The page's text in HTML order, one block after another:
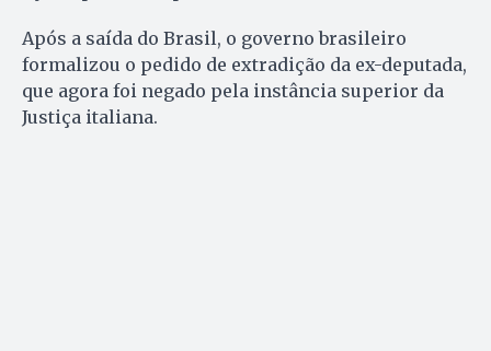
Após a saída do Brasil, o governo brasileiro
formalizou o pedido de extradição da ex-deputada,
que agora foi negado pela instância superior da
Justiça italiana.